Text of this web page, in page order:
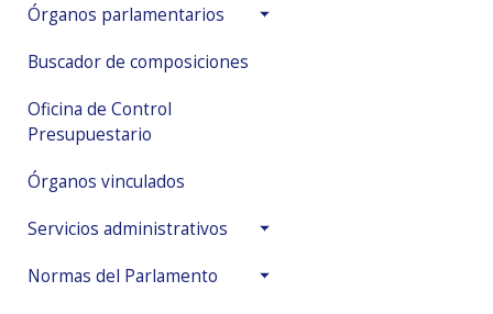
Órganos parlamentarios
Buscador de composiciones
Oficina de Control
Presupuestario
Órganos vinculados
Servicios administrativos
Normas del Parlamento